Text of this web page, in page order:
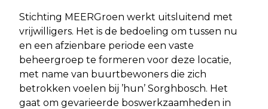
Stichting MEERGroen werkt uitsluitend met
vrijwilligers. Het is de bedoeling om tussen nu
en een afzienbare periode een vaste
beheergroep te formeren voor deze locatie,
met name van buurtbewoners die zich
betrokken voelen bij ’hun’ Sorghbosch. Het
gaat om gevarieerde boswerkzaamheden in